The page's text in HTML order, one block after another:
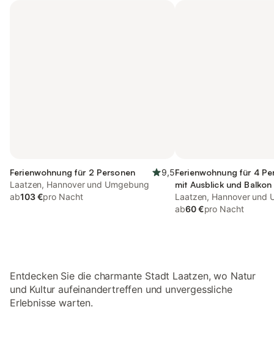
Ferienwohnung für 2 Personen
9,5
Laatzen, Hannover und Umgebung
ab103 €pro Nacht
Ferienwohnung für 4
mit Ausblick und Balkon
Laatzen, Hannover und
ab60 €pro Nacht
Entdecken Sie die charmante Stadt Laatzen, wo Natur
und Kultur aufeinandertreffen und unvergessliche
Erlebnisse warten.